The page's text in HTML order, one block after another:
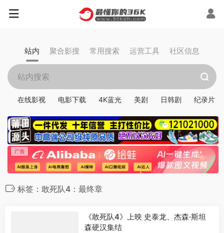
站内 聚合影搜 常用搜索 运营工具 社区信息
在线影视 电影下载 4K蓝光 美剧 日韩剧 纪录片
标签：敢死队4：最终章
《敢死队4》上映 史泰龙、杰森·斯坦
森硬汉集结